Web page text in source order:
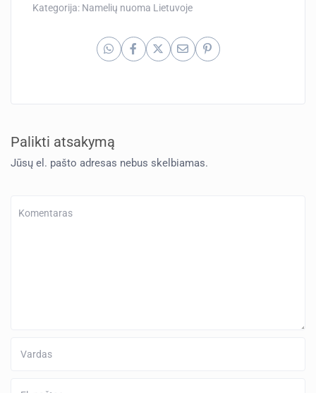
Kategorija: Namelių nuoma Lietuvoje
Palikti atsakymą
Jūsų el. pašto adresas nebus skelbiamas.